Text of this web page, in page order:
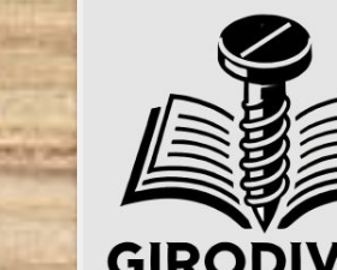
THRILLER GEOPOLITICI:
SIGILLO DI GIADA’
Il Sigillo di Giada di Marco Forneris
Edizioni, 2026) Chi è l’autore Marco
pubblicato nel 2016 il suo primo
di seta – con la prefazione di Evgenij
ha seguito nel 2019 L’Oro di
ambientata in Medio Oriente e
giornalista e ..